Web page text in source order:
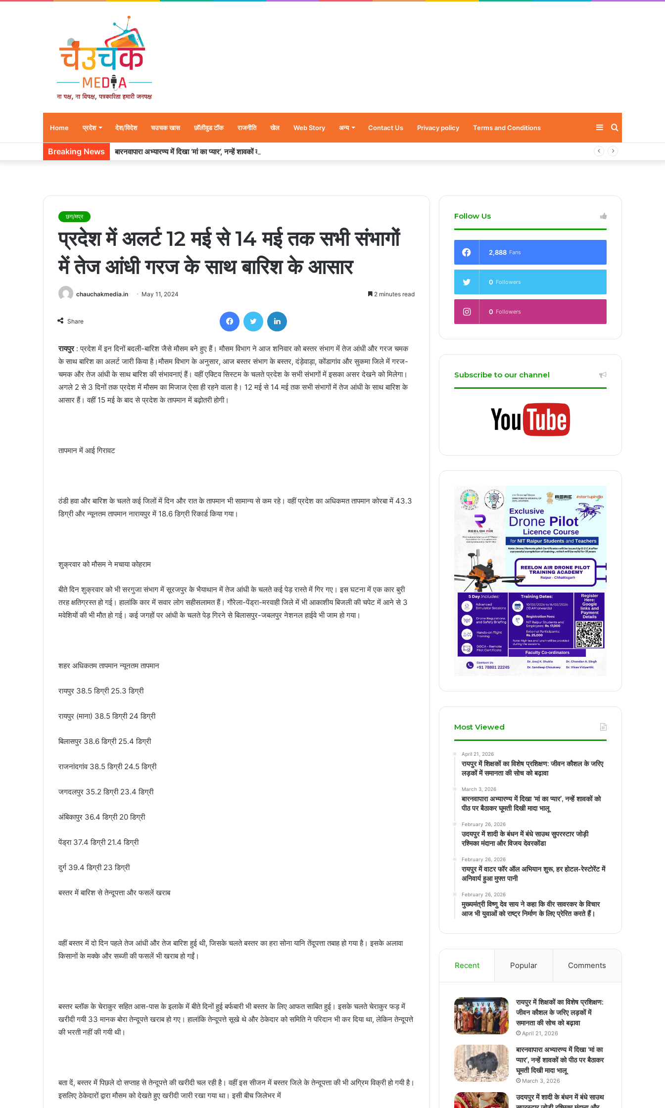
Home प्रदेश देश/विदेश चउचक खास छॉलीवुड टॉक राजनीति खेल Web Story अन्य Contact Us Privacy policy Terms and Conditions Sidebar
Breaking News बारनवापारा अभ्यारण्य में दिखा ‘मां का प्यार’, नन्हें शावकों को पीठ पर बैठाकर घूमती दिखी मादा भालू
छग/मप्र
प्रदेश में अलर्ट 12 मई से 14 मई तक सभी संभागों
में तेज आंधी गरज के साथ बारिश के आसार
chauchakmedia.in May 11, 2024 2 minutes read
Share
FacebookTwitter
रायपुर: प्रदेश में इन दिनों बदली-बारिश जैसे मौसम बने हुए हैं। मौसम विभाग ने आज शनिवार को बस्तर संभाग में तेज आंधी और गरज चमक
के साथ बारिश का अलर्ट जारी किया है।मौसम विभाग के अनुसार, आज बस्तर संभाग के बस्तर, दंड़ेवाड़ा, कोंडागांव और सुकमा जिले में गरज-
चमक और तेज आंधी के साथ बारिश की संभावनाएं हैं। वहीं एक्टिव सिस्टम के चलते प्रदेश के सभी संभागों में इसका असर देखने को मिलेगा।
अगले 2 से 3 दिनों तक प्रदेश में मौसम का मिजाज ऐसा ही रहने वाला है। 12 मई से 14 मई तक सभी संभागों में तेज आंधी के साथ बारिश के
आसार हैं। वहीं 15 मई के बाद से प्रदेश के तापमान में बढ़ोतरी होगी।
तापमान में आई गिरावट
ठंडी हवा और बारिश के चलते कई जिलों में दिन और रात के तापमान भी सामान्य से कम रहे। वहीं प्रदेश का अधिकमत तापमान कोरबा में 43.3
डिग्री और न्यूनतम तापमान नारायपुर में 18.6 डिग्री रिकार्ड किया गया।
शुक्रवार को मौसम ने मचाया कोहराम
बीते दिन शुक्रवार को भी सरगुजा संभाग में सूरजपुर के भैयाथान में तेज आंधी के चलते कई पेड़ रास्ते में गिर गए। इस घटना में एक कार बुरी
तरह क्षतिग्रस्त हो गई। हालांकि कार में सवार लोग सहीसलामत हैं। गौरेला-पेंड्रा-मरवाही जिले में भी आकाशीय बिजली की चपेट में आने से 3
मवेशियों की भी मौत हो गई। कई जगहों पर आंधी के चलते पेड़ गिरने से बिलासपुर-जबलपुर नेशनल हाईवे भी जाम हो गया।
शहर अधिकतम तापमान न्यूनतम तापमान
रायपुर 38.5 डिग्री 25.3 डिग्री
रायपुर (माना) 38.5 डिग्री 24 डिग्री
बिलासपुर 38.6 डिग्री 25.4 डिग्री
राजनांदगांव 38.5 डिग्री 24.5 डिग्री
जगदलपुर 35.2 डिग्री 23.4 डिग्री
अंबिकापुर 36.4 डिग्री 20 डिग्री
पेंड्रा 37.4 डिग्री 21.4 डिग्री
दुर्ग 39.4 डिग्री 23 डिग्री
बस्तर में बारिश से तेन्दूपत्ता और फसलें खराब
वहीं बस्तर में दो दिन पहले तेज आंधी और तेज बारिश हुई थी, जिसके चलते बस्तर का हरा सोना यानि तेंदूपत्ता तबाह हो गया है। इसके अलावा
किसानों के मक्के और सब्जी की फसलें भी खराब हो गईं।
बस्तर ब्लॉक के चेराकुर सहित आस-पास के इलाके में बीते दिनों हुई बर्फबारी भी बस्तर के लिए आफत साबित हुई। इसके चलते चेराकुर फड़ में
खरीदी गयी 33 मानक बोरा तेन्दूपत्ते खराब हो गए। हालांकि तेन्दूपत्ते सूखे थे और ठेकेदार को समिति ने परिदान भी कर दिया था, लेकिन तेन्दूपत्ते
की भरती नहीं की गयी थी।
बता दें, बस्तर में पिछले दो सप्ताह से तेन्दूपत्ते की खरीदी चल रही है। वहीं इस सीजन में बस्तर जिले के तेन्दूपत्ता की भी अग्रिम विक्री हो गयी है।
इसलिए ठेकेदारों द्वारा मौसम को देखते हुए खरीदी जारी रखा गया था। इसी बीच जिलेभर में
Follow Us
2,888 Fans
0 Followers
0 Followers
Subscribe to our channel
Most Viewed
April 21, 2026
रायपुर में शिक्षकों का विशेष प्रशिक्षण: जीवन कौशल के जरिए
लड़कों में समानता की सोच को बढ़ावा
March 3, 2026
बारनवापारा अभ्यारण्य में दिखा ‘मां का प्यार’, नन्हें शावकों को
पीठ पर बैठाकर घूमती दिखी मादा भालू
February 26, 2026
उदयपुर में शादी के बंधन में बंधे साउथ सुपरस्टार जोड़ी
रश्मिका मंदाना और विजय देवरकोंडा
February 26, 2026
रायपुर में वाटर फॉर ऑल अभियान शुरू, हर होटल-रेस्टोरेंट में
अनिवार्य हुआ मुफ्त पानी
February 26, 2026
मुख्यमंत्री विष्णु देव साय ने कहा कि वीर सावरकर के विचार
आज भी युवाओं को राष्ट्र निर्माण के लिए प्रेरित करते हैं।
Recent Popular Comments
रायपुर में शिक्षकों का विशेष प्रशिक्षण:
जीवन कौशल के जरिए लड़कों में
समानता की सोच को बढ़ावा
April 21, 2026
बारनवापारा अभ्यारण्य में दिखा ‘मां का
प्यार’, नन्हें शावकों को पीठ पर बैठाकर
घूमती दिखी मादा भालू
March 3, 2026
उदयपुर में शादी के बंधन में बंधे साउथ